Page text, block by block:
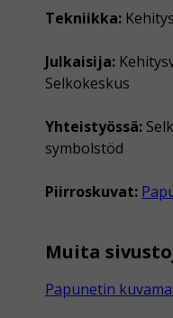
Tekniikka:
Julkaisija:
Selkokeskus
Yhteistyössä:
symbolstöd
Piirroskuvat:
Muita
Papunetin